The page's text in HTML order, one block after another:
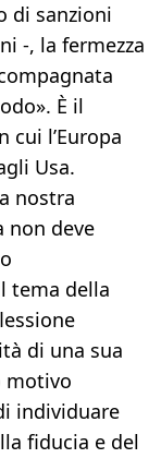
di sanzioni
-, la fermezza
È il
cui l’Europa
Usa.
nostra
non deve
tema della
di una sua
motivo
individuare
fiducia e del